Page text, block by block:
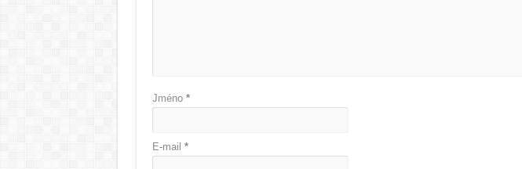
Jméno *
E-mail *